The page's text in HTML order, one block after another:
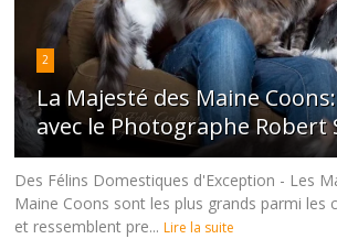
2
La Majesté des Maine
avec le Photographe Robert
Des Félins Domestiques d'Exception - Les
Maine Coons sont les plus grands parmi les
et ressemblent pre... Lire la suite